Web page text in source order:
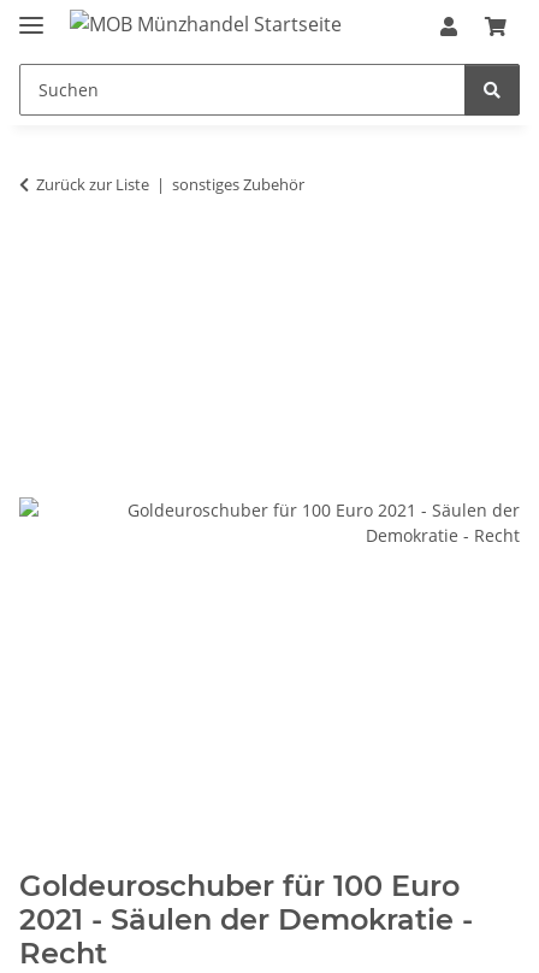
Zurück zur Liste sonstiges Zubehör
Goldeuroschuber für 100 Euro
2021 - Säulen der Demokratie -
Recht